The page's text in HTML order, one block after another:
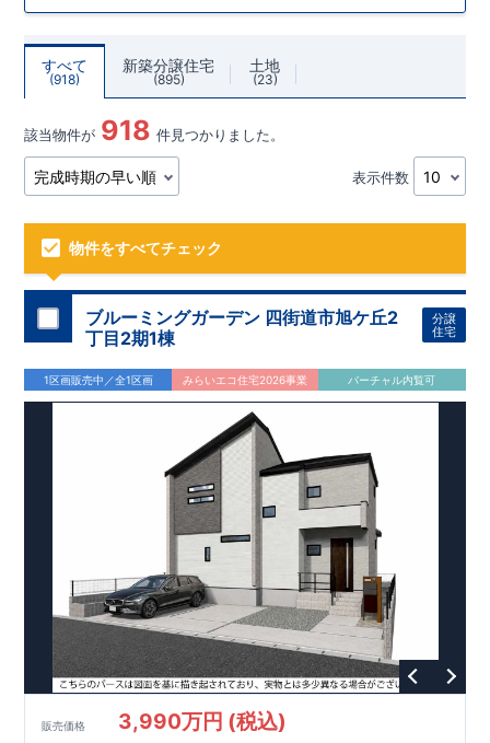
すべて
918
新築分譲住宅
895
土地
23
該当物件が 918 件見つかりました。
表示件数
物件をすべてチェック
ブルーミングガーデン 四街道市旭ケ丘2
丁目2期1棟
分譲
住宅
1区画販売中／全1区画 みらいエコ住宅2026事業 バーチャル内覧可
販売価格 3,990万円 (税込)